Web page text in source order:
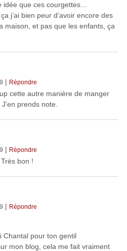
idée que ces courgettes…
j’ai bien peur d’avoir encore des
maison, et pas que les enfants, ça
| Répondre
cette autre manière de manger
prends note.
| Répondre
bon !
| Répondre
Chantal pour ton gentil
mon blog, cela me fait vraiment